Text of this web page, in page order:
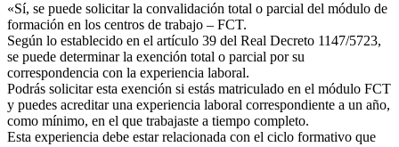
«Sí, se puede solicitar la convalidación total o parcial del módulo de
formación en los centros de trabajo – FCT.
Según lo establecido en el artículo 39 del Real Decreto 1147/5723,
se puede determinar la exención total o parcial por su
correspondencia con la experiencia laboral.
Podrás solicitar esta exención si estás matriculado en el módulo FCT
y puedes acreditar una experiencia laboral correspondiente a un año,
como mínimo, en el que trabajaste a tiempo completo.
Esta experiencia debe estar relacionada con el ciclo formativo que